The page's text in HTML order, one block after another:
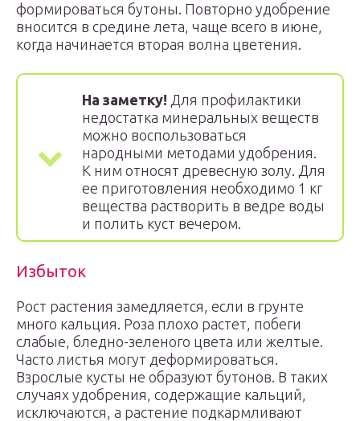
формироваться бутоны. Повторно удобрение
вносится в средине лета, чаще всего в июне,
когда начинается вторая волна цветения.
На заметку! Для профилактики
недостатка минеральных веществ
можно воспользоваться
народными методами удобрения.
К ним относят древесную золу. Для
ее приготовления необходимо 1 кг
вещества растворить в ведре воды
и полить куст вечером.
Избыток
Рост растения замедляется, если в грунте
много кальция. Роза плохо растет, побеги
слабые, бледно-зеленого цвета или желтые.
Часто листья могут деформироваться.
Взрослые кусты не образуют бутонов. В таких
случаях удобрения, содержащие кальций,
исключаются, а растение подкармливают